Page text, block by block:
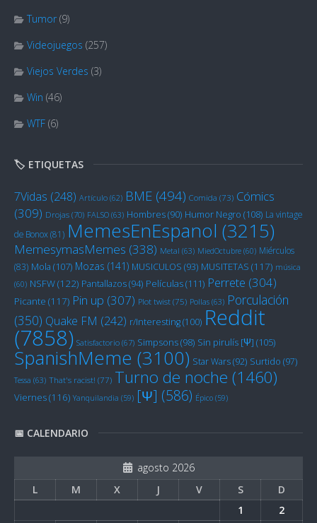
Tumor (9)
Videojuegos (257)
Viejos Verdes (3)
Win (46)
WTF (6)
🏷️ ETIQUETAS
7Vidas (248) Artículo (62) BME (494) Comida (73) Cómics
(309) Drojas (70) FALSO (63) Hombres(90) Humor Negro (108) La vintage
de Bonox(81) MemesEnEspanol (3215)
MemesymasMemes (338) Metal (63) MiedOctubre (60) Miérculos
(83) Mola (107) Mozas (141) MUSICULOS (93) MUSITETAS (117) música
(60) NSFW(122) Pantallazos(94) Películas(111) Perrete (304)
Picante (117) Pin up (307) Plot twist (75) Pollas (63) Porculación
(350) Quake FM (242) r/Interesting(100) Reddit
(7858) Satisfactorio (67) Simpsons(98) Sin pirulís [Ψ] (105)
SpanishMeme (3100) Star Wars(92) Surtido (97)
Tessa (63) That's racist! (77) Turno de noche (1460)
Viernes(116) Yanquilandia (59) [Ψ] (586) Épico (59)
📅 CALENDARIO
agosto 2026
L
M X J V S
D
1
2